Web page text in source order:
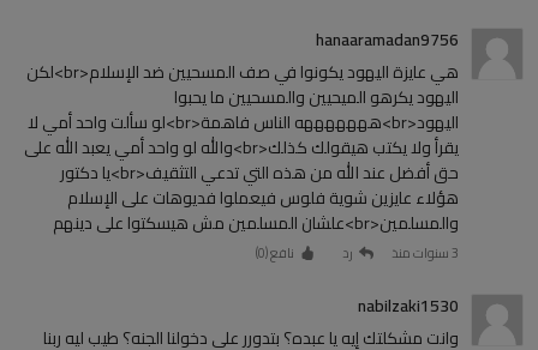
hanaaramadan9756
هي عايزة اليهود يكونوا في صف المسحيين ضد الإسلام<br>لكن
اليهود يكرهو الميحيين والمسحيين ما يحبوا
اليهود<br>هههههههه الناس فاهمة<br>لو سألت واحد أمي لا
يقرأ ولا يكتب هيقولك كذلك<br>والله لو واحد أمي يعبد الله على
حق أفضل عند الله من هذه التي تدعي التثقيف<br>يا دكتور
هؤلاء عايزين شوية فلوس فيعملوا فديوهات على الإسلام
والمسلمين<br>علشان المسلمين مش هيسكتوا على دينهم
3 سنوات منذ رد نافع (0
)
nabilzaki1530
وانت مشكلتك إيه يا عبده؟ بتدورر على دخولنا الجنه؟ طيب ليه ربنا